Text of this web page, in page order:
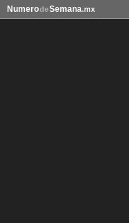
NumerodeSemana.mx